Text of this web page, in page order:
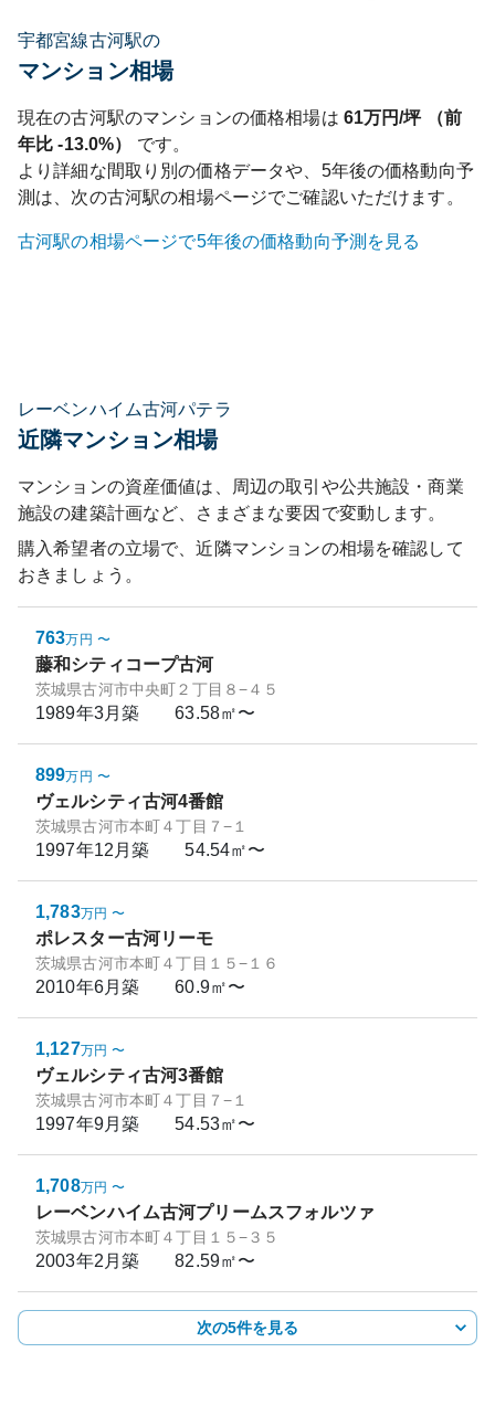
宇都宮線古河駅の
マンション相場
現在の古河駅のマンションの価格相場は 61万円/坪 （前
年比-13.0%）
です。
より詳細な間取り別の価格データや、5年後の価格動向予
測は、次の古河駅の相場ページでご確認いただけます。
古河駅の相場ページで5年後の価格動向予測を見る
レーベンハイム古河パテラ
近隣マンション相場
マンションの資産価値は、周辺の取引や公共施設・商業
施設の建築計画など、さまざまな要因で変動します。
購入希望者の立場で、近隣マンションの相場を確認して
おきましょう。
763万円 〜
藤和シティコープ古河
茨城県古河市中央町２丁目８−４５
1989年3月築 63.58㎡〜
899万円 〜
ヴェルシティ古河4番館
茨城県古河市本町４丁目７−１
1997年12月築 54.54㎡〜
1,783万円 〜
ポレスター古河リーモ
茨城県古河市本町４丁目１５−１６
2010年6月築 60.9㎡〜
1,127万円 〜
ヴェルシティ古河3番館
茨城県古河市本町４丁目７−１
1997年9月築 54.53㎡〜
1,708万円 〜
レーベンハイム古河プリームスフォルツァ
茨城県古河市本町４丁目１５−３５
2003年2月築 82.59㎡〜
次の5件を見る